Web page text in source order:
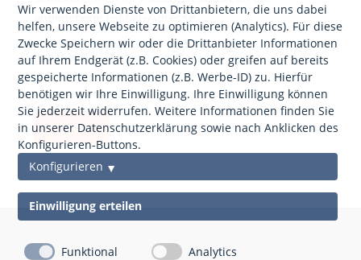
angegebene E-Mail-Adresse.
Ihre E-Mail
anfordern
Wir verwenden Dienste von Drittanbietern, die uns dabei
helfen, unsere Webseite zu optimieren (Analytics). Für diese
Zwecke Speichern wir oder die Drittanbieter Informationen
auf Ihrem Endgerät (z.B. Cookies) oder greifen auf bereits
gespeicherte Informationen (z.B. Werbe-ID) zu. Hierfür
benötigen wir Ihre Einwilligung. Ihre Einwilligung können
Sie jederzeit widerrufen. Weitere Informationen finden Sie
in unserer Datenschutzerklärung sowie nach Anklicken des
Konfigurieren-Buttons.
Konfigurieren
Einwilligung erteilen
Funktional Analytics